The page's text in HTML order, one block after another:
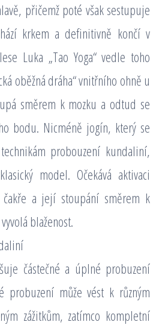
přičemž poté však sestupuje
krkem a definitivně končí v
Luka „Tao Yoga“ vedle toho
oběžná dráha“ vnitřního ohně u
směrem k mozku a odtud se
bodu. Nicméně jogín, který se
probouzení kundaliní,
model. Očekává aktivaci
a její stoupání směrem k
blaženost.
částečné a úplné probuzení
probuzení může vést k různým
zážitkům, zatímco kompletní